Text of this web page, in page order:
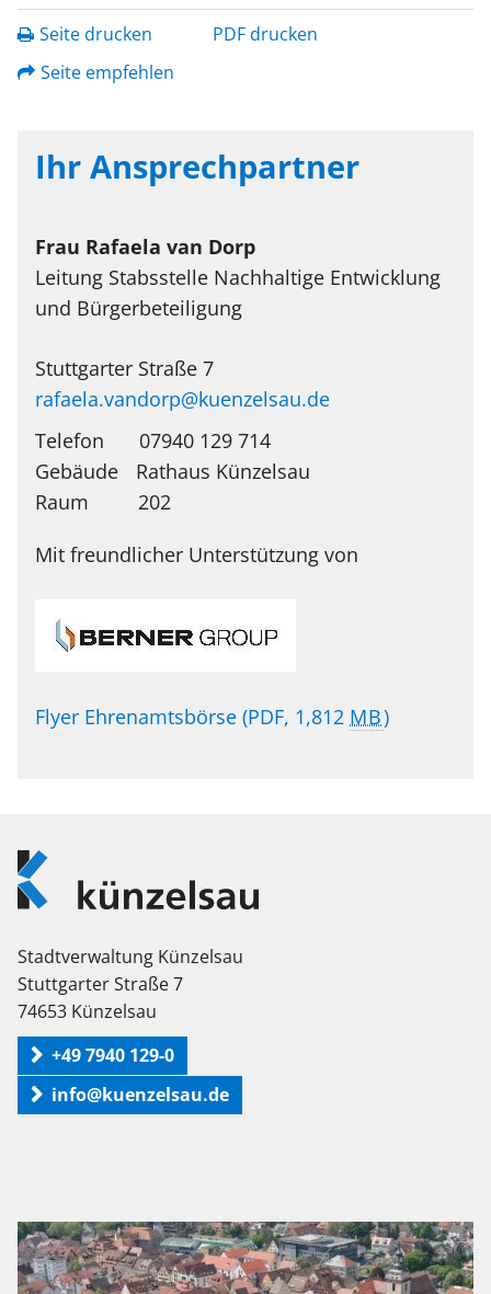
Seite drucken
PDF drucken
Seite empfehlen
Ihr Ansprechpartner
Frau Rafaela van Dorp
Leitung Stabsstelle Nachhaltige Entwicklung
und Bürgerbeteiligung
Stuttgarter Straße 7
rafaela.vandorp@kuenzelsau.de
Telefon
07940 129 714
Rathaus Künzelsau
202
Mit freundlicher Unterstützung von
Flyer Ehrenamtsbörse (PDF, 1,812 MB)
Logo
Künzelsau
Stadtverwaltung Künzelsau
Stuttgarter Straße 7
74653 Künzelsau
+49 7940 129-0
info@kuenzelsau.de